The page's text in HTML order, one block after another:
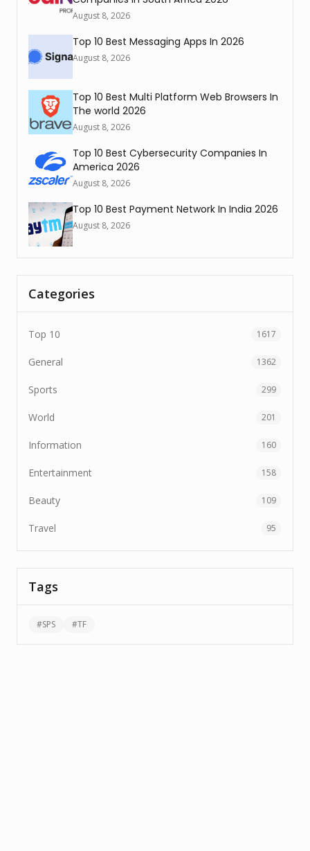
August 8, 2026
Top 10 Best Messaging Apps In 2026
August 8, 2026
Top 10 Best Multi Platform Web Browsers In
The world 2026
August 8, 2026
Top 10 Best Cybersecurity Companies In
America 2026
August 8, 2026
Top 10 Best Payment Network In India 2026
August 8, 2026
Categories
Top 10 1617
General 1362
Sports 299
World 201
Information 160
Entertainment 158
Beauty 109
Travel 95
Tags
#SPS #TF